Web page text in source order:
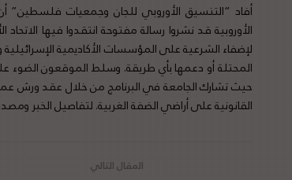
أفاد “التنسيق الأوروبي للجان وجمعيات فلسطين”
الأوروبية قد نشروا رسالة مفتوحة انتقدوا فيها
لإضفاء الشرعية على المؤسسات الأكاديمية
المحتلة أو دعمها بأي طريقة. وسلط الموقعون الضوء
حيث تشارك الجامعة في البرنامج من خلال عقد ورش
القانونية على أراضي الضفة الغربية. لتفاصيل الخبر